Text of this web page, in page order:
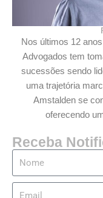
Nos últimos 12
Advogados tem
sucessões sendo
uma trajetória
Amstalden se
oferecendo
Receba